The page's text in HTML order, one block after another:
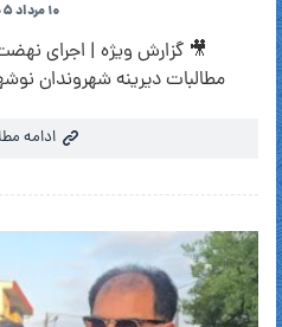
۱۰ مرداد ۱۴۰۵
🎥 گزارش ویژه | اجرای
مطالبات دیرینه شهروندان
ادامه